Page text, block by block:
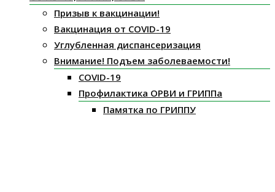
Призыв к вакцинации!
Вакцинация от COVID-19
Углубленная диспансеризация
Внимание! Подъем заболеваемости!
COVID-19
Профилактика ОРВИ и ГРИППа
Памятка по ГРИППУ